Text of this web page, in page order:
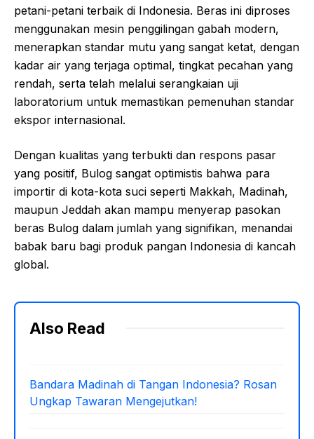
petani-petani terbaik di Indonesia. Beras ini diproses
menggunakan mesin penggilingan gabah modern,
menerapkan standar mutu yang sangat ketat, dengan
kadar air yang terjaga optimal, tingkat pecahan yang
rendah, serta telah melalui serangkaian uji
laboratorium untuk memastikan pemenuhan standar
ekspor internasional.
Dengan kualitas yang terbukti dan respons pasar
yang positif, Bulog sangat optimistis bahwa para
importir di kota-kota suci seperti Makkah, Madinah,
maupun Jeddah akan mampu menyerap pasokan
beras Bulog dalam jumlah yang signifikan, menandai
babak baru bagi produk pangan Indonesia di kancah
global.
Also Read
Bandara Madinah di Tangan Indonesia? Rosan
Ungkap Tawaran Mengejutkan!